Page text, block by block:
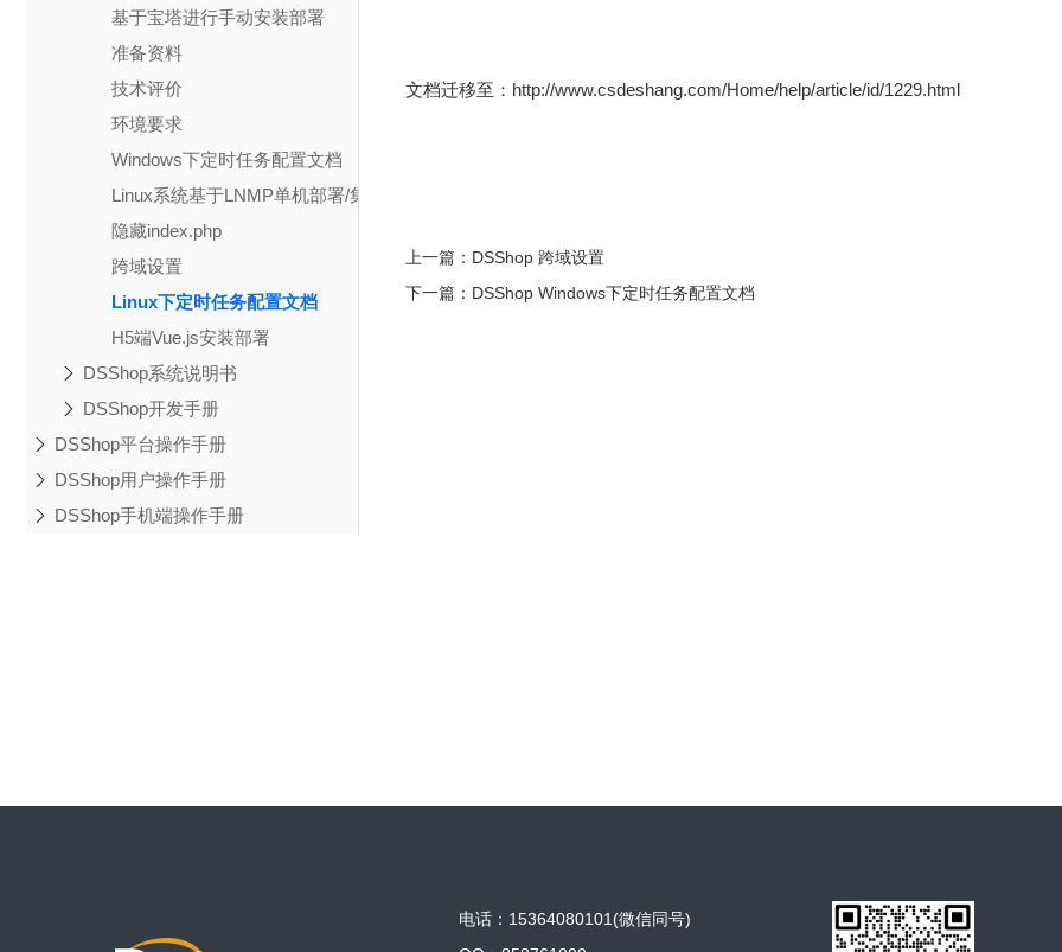
基于宝塔进行手动安装部署
准备资料
技术评价
环境要求
Windows下定时任务配置文档
Linux系统基于LNMP单机部署/集群部署
隐藏index.php
跨域设置
Linux下定时任务配置文档
H5端Vue.js安装部署
DSShop系统说明书
DSShop开发手册
DSShop平台操作手册
DSShop用户操作手册
DSShop手机端操作手册
文档迁移至： http://www.csdeshang.com/Home/help/article/id/1229.html
上一篇： DSShop 跨域设置
下一篇： DSShop Windows下定时任务配置文档
电话：15364080101(微信同号)